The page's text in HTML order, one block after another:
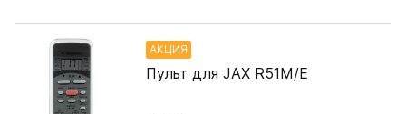
АКЦИЯ
Пульт для JAX R51M/E